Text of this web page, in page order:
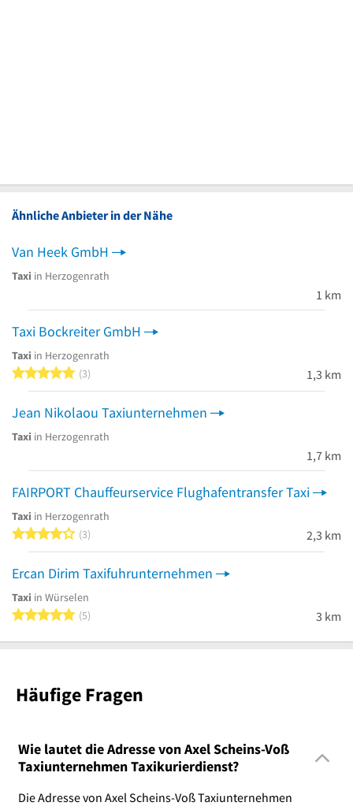
Ähnliche Anbieter in der Nähe
Van Heek GmbH
Taxi in Herzogenrath
1 km
Taxi Bockreiter GmbH
Taxi in Herzogenrath
5 von 5 Sternen
3 1,3 km
Jean Nikolaou Taxiunternehmen
Taxi in Herzogenrath
1,7 km
FAIRPORT Chauffeurservice Flughafentransfer Taxi
Taxi in Herzogenrath
4 von 5 Sternen
3 2,3 km
Ercan Dirim Taxifuhrunternehmen
Taxi in Würselen
5 von 5 Sternen
5 3 km
Häufige Fragen
Wie lautet die Adresse von Axel Scheins-Voß
Taxiunternehmen Taxikurierdienst?
Die Adresse von Axel Scheins-Voß Taxiunternehmen